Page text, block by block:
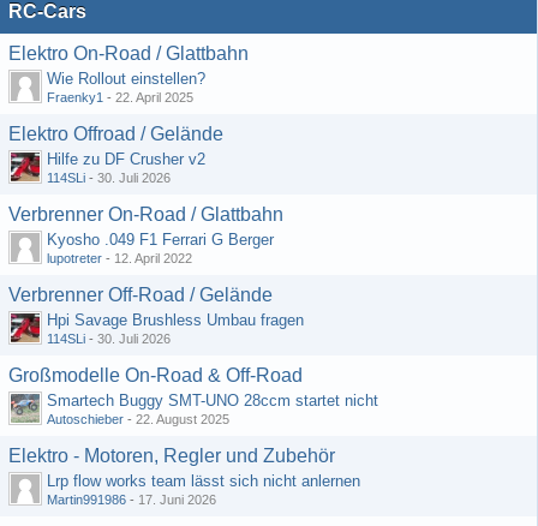
RC-Cars
Elektro On-Road / Glattbahn
Wie Rollout einstellen?
Fraenky1 - 22. April 2025
Elektro Offroad / Gelände
Hilfe zu DF Crusher v2
114SLi - 30. Juli 2026
Verbrenner On-Road / Glattbahn
Kyosho .049 F1 Ferrari G Berger
lupotreter - 12. April 2022
Verbrenner Off-Road / Gelände
Hpi Savage Brushless Umbau fragen
114SLi - 30. Juli 2026
Großmodelle On-Road & Off-Road
Smartech Buggy SMT-UNO 28ccm startet nicht
Autoschieber - 22. August 2025
Elektro - Motoren, Regler und Zubehör
Lrp flow works team lässt sich nicht anlernen
Martin991986 - 17. Juni 2026